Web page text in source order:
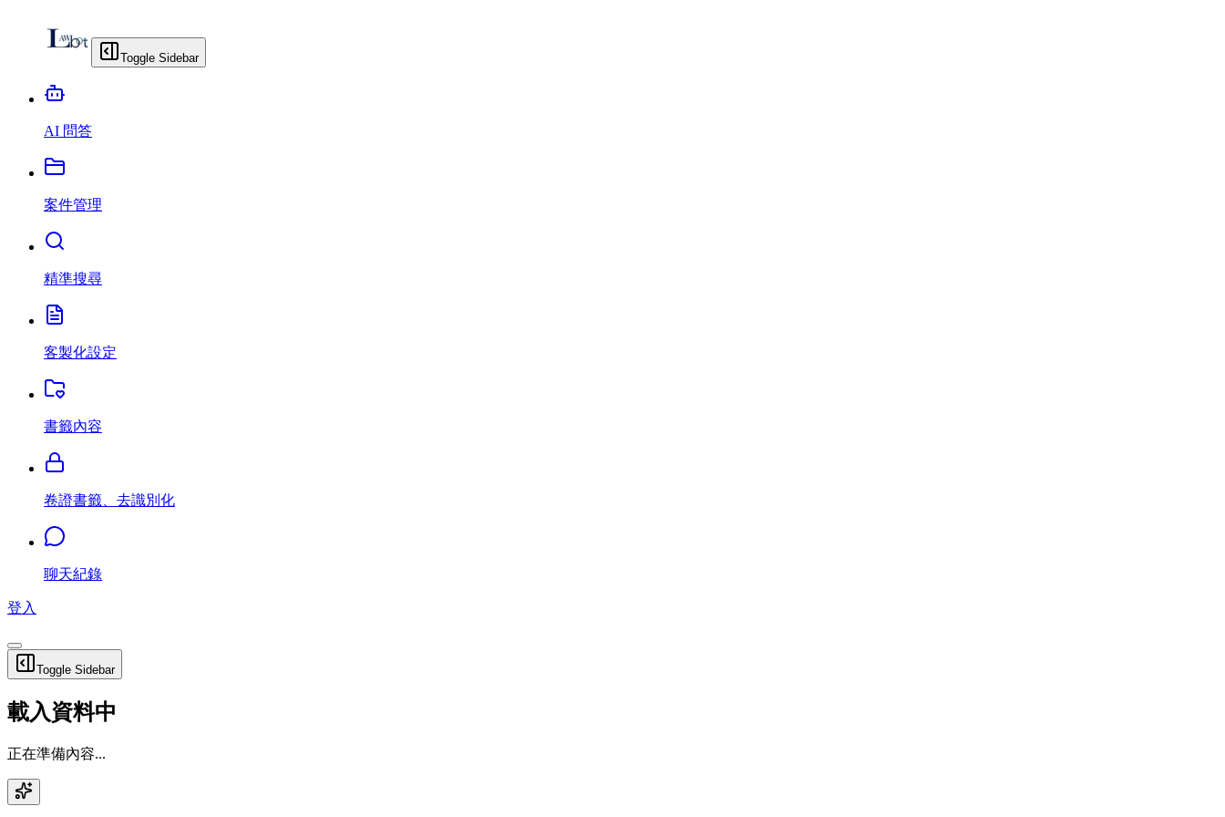
Toggle Sidebar
AI 問答
案件管理
精準搜尋
客製化設定
書籤內容
卷證書籤、去識別化
聊天紀錄
登入
Toggle Sidebar
載入資料中
正在準備內容...